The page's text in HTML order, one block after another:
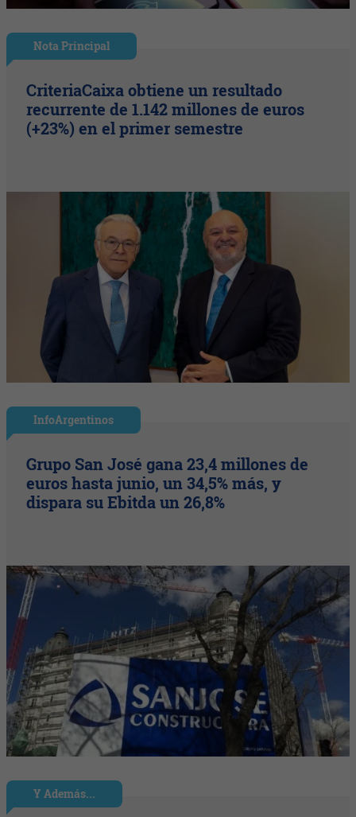
Nota Principal
CriteriaCaixa obtiene un resultado
recurrente de 1.142 millones de euros
(+23%) en el primer semestre
InfoArgentinos
Grupo San José gana 23,4 millones de
euros hasta junio, un 34,5% más, y
dispara su Ebitda un 26,8%
Y Además...